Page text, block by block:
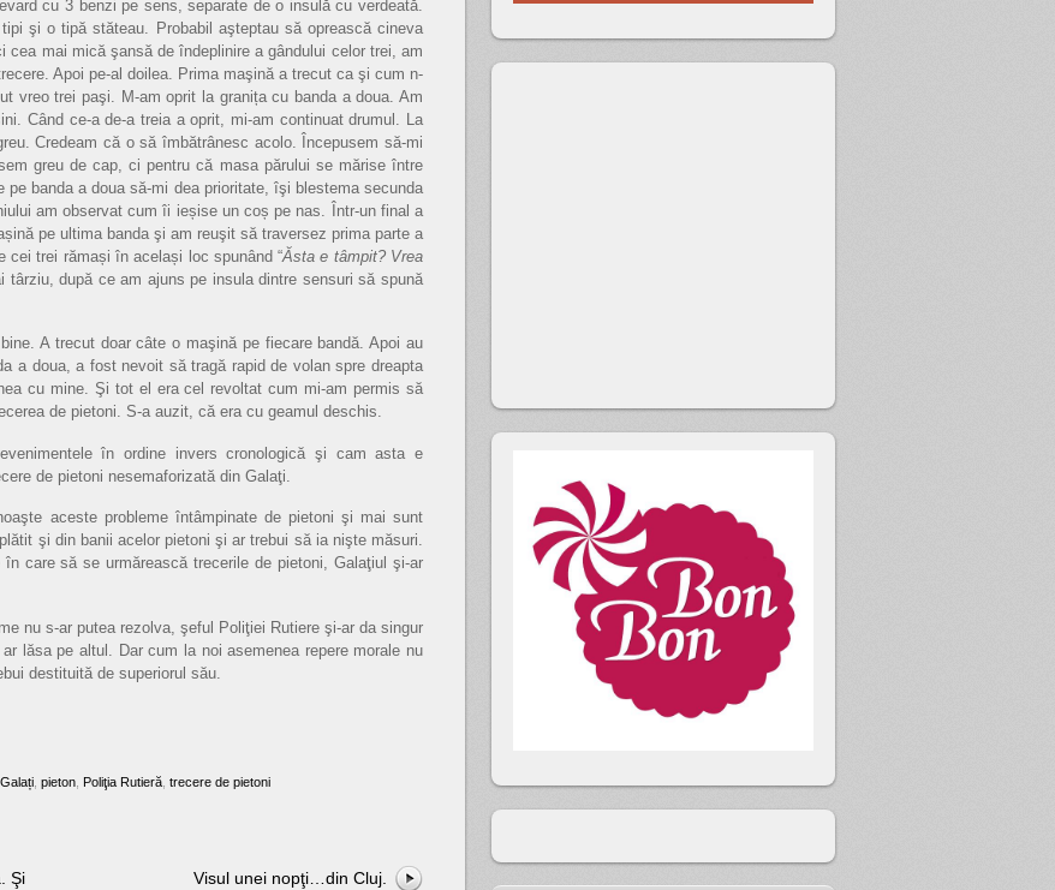
cu 3 benzi pe sens, separate de o insulă cu verdeată.
şi o tipă stăteau. Probabil aşteptau să oprească cineva
mai mică şansă de îndeplinire a gândului celor trei, am
Apoi pe-al doilea. Prima maşină a trecut ca şi cum n-
vreo trei paşi. M-am oprit la granița cu banda a doua. Am
Când ce-a de-a treia a oprit, mi-am continuat drumul. La
Credeam că o să îmbătrânesc acolo. Începusem să-mi
greu de cap, ci pentru că masa părului se mărise între
pe banda a doua să-mi dea prioritate, îşi blestema secunda
am observat cum îi ieșise un coș pe nas. Într-un final a
pe ultima banda şi am reuşit să traversez prima parte a
cei trei rămași în același loc spunând “Ăsta e tâmpit? Vrea
târziu, după ce am ajuns pe insula dintre sensuri să spună
A trecut doar câte o maşină pe fiecare bandă. Apoi au
a doua, a fost nevoit să tragă rapid de volan spre dreapta
cu mine. Şi tot el era cel revoltat cum mi-am permis să
de pietoni. S-a auzit, că era cu geamul deschis.
în ordine invers cronologică şi cam asta e
de pietoni nesemaforizată din Galaţi.
aceste probleme întâmpinate de pietoni şi mai sunt
şi din banii acelor pietoni şi ar trebui să ia nişte măsuri.
care să se urmărească trecerile de pietoni, Galaţiul şi-ar
nu s-ar putea rezolva, şeful Poliţiei Rutiere şi-ar da singur
lăsa pe altul. Dar cum la noi asemenea repere morale nu
destituită de superiorul său.
Galați pieton Poliţia Rutieră trecere de pietoni
Şi
Visul unei nopţi…din Cluj.